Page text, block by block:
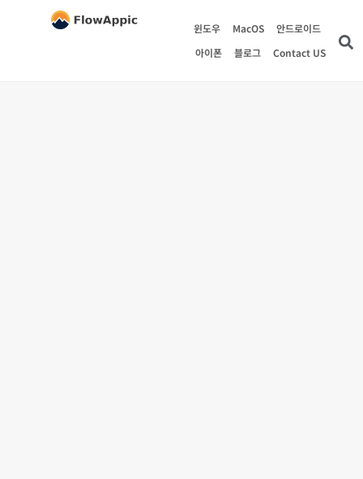
윈도우 MacOS
안드로이드
아이폰
블로그 Contact US